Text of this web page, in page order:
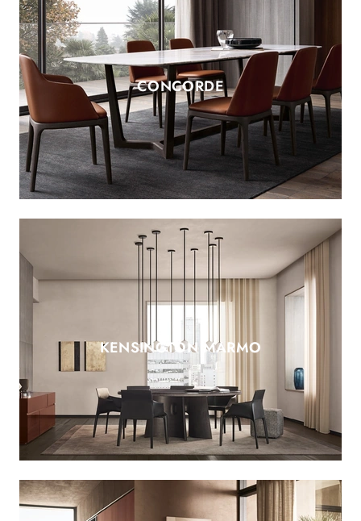
CONCORDE
KENSINGTON MARMO